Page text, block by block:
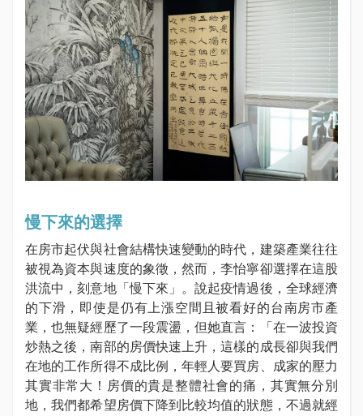
慢下來的選擇
在房市起伏與社會結構快速變動的時代，建築產業往往
被視為資本與速度的象徵，然而，李怡寧卻選擇在這股
洪流中，刻意地「慢下來」。說起疫情過後，全球經濟
的下滑，即使是仍有上漲空間且被看好的台南房市產
業，也無疑經歷了一段震盪，但她直言：「在一波投資
炒熱之後，南部的房價快速上升，這樣的成長卻與我們
在地的工作所得不成比例，年輕人要買房、成家的壓力
其實非常大！房價的貴是整體社會的痛，其實無分別
地，我們都希望房價下降到比較均值的狀態，不過就經